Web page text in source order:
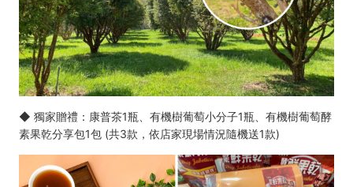
◆ 獨家贈禮：康普茶1瓶、有機樹葡萄小分子1瓶、有機樹葡萄酵
素果乾分享包1包 (共3款，依店家現場情況隨機送1款)